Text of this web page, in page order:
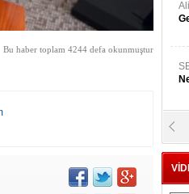
Bu haber toplam 4244 defa okunmuştur